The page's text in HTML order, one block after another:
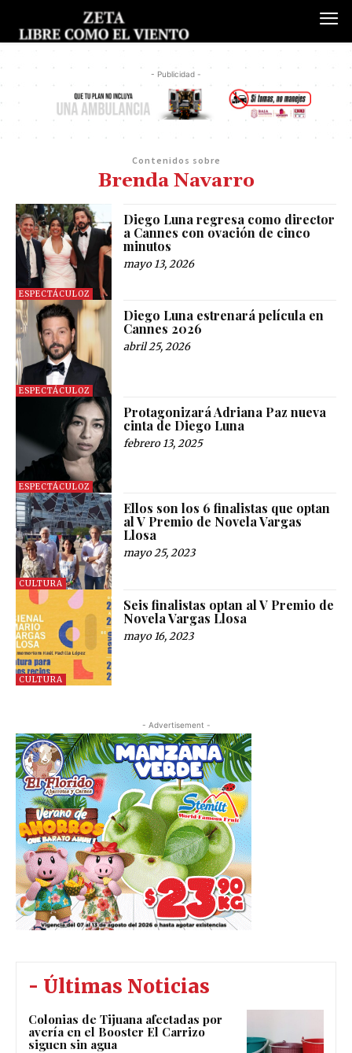
- Publicidad -
Contenidos sobre
Brenda Navarro
ESPECTÁCULOZ
Diego Luna regresa como director
a Cannes con ovación de cinco
minutos
mayo 13, 2026
ESPECTÁCULOZ
Diego Luna estrenará película en
Cannes 2026
abril 25, 2026
ESPECTÁCULOZ
Protagonizará Adriana Paz nueva
cinta de Diego Luna
febrero 13, 2025
CULTURA
Ellos son los 6 finalistas que optan
al V Premio de Novela Vargas
Llosa
mayo 25, 2023
CULTURA
Seis finalistas optan al V Premio de
Novela Vargas Llosa
mayo 16, 2023
- Advertisement -
- Últimas Noticias
Colonias de Tijuana afectadas por
avería en el Booster El Carrizo
siguen sin agua